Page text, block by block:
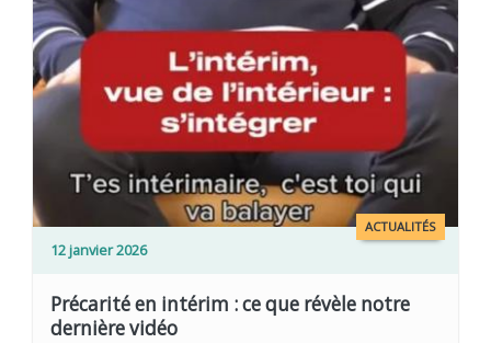
ACTUALITÉS
12 janvier 2026
Précarité en intérim : ce que révèle notre
dernière vidéo